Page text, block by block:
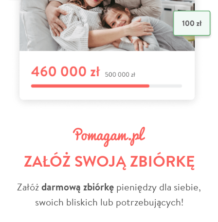
ZAŁÓŻ SWOJĄ ZBIÓRKĘ
Załóżdarmową zbiórkę pieniędzy dla siebie,
swoich bliskich lub potrzebujących!